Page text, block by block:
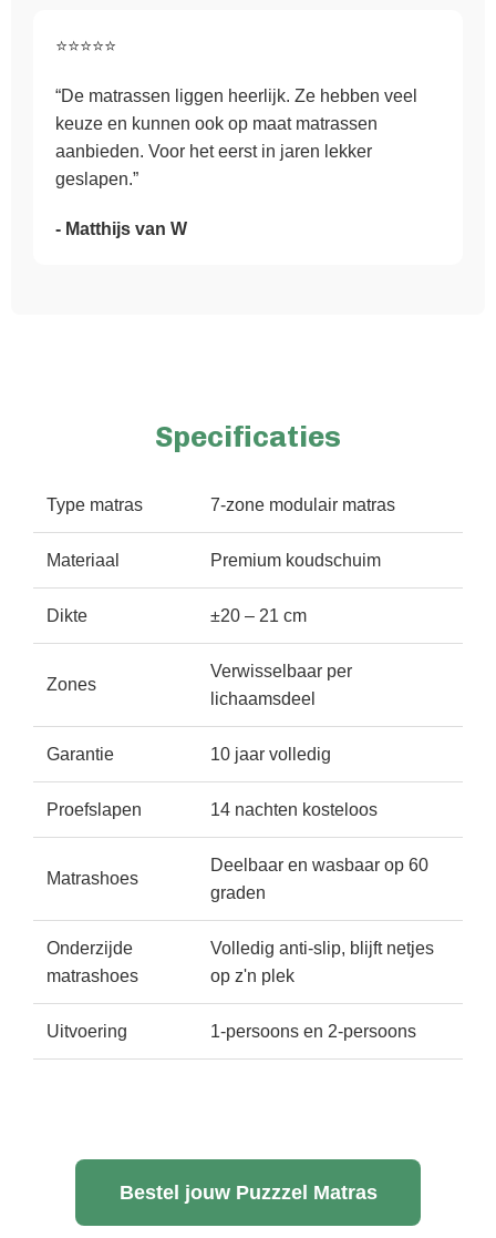
⭐⭐⭐⭐⭐
“De matrassen liggen heerlijk. Ze hebben veel
keuze en kunnen ook op maat matrassen
aanbieden. Voor het eerst in jaren lekker
geslapen.”
- Matthijs van W
Specificaties
Type matras 7-zone modulair matras
Materiaal Premium koudschuim
Dikte ±20 – 21 cm
Zones
Verwisselbaar per
lichaamsdeel
Garantie 10 jaar volledig
Proefslapen 14 nachten kosteloos
Matrashoes
Deelbaar en wasbaar op 60
graden
Onderzijde
matrashoes
Volledig anti-slip, blijft netjes
op z'n plek
Uitvoering 1-persoons en 2-persoons
Bestel jouw Puzzzel Matras